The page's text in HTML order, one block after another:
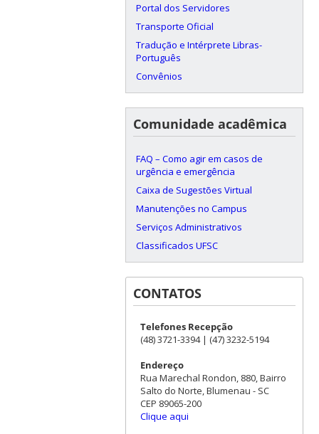
Portal dos Servidores
Transporte Oficial
Tradução e Intérprete Libras-
Português
Convênios
Comunidade acadêmica
FAQ – Como agir em casos de
urgência e emergência
Caixa de Sugestões Virtual
Manutenções no Campus
Serviços Administrativos
Classificados UFSC
CONTATOS
Telefones Recepção
(48) 3721-3394 | (47) 3232-5194
Endereço
Rua Marechal Rondon, 880, Bairro
Salto do Norte, Blumenau - SC
CEP 89065-200
Clique aqui